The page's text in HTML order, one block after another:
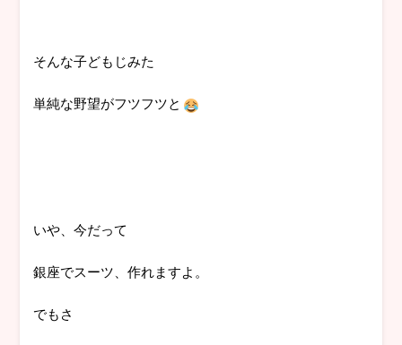
そんな子どもじみた
単純な野望がフツフツと
いや、今だって
銀座でスーツ、作れますよ。
でもさ